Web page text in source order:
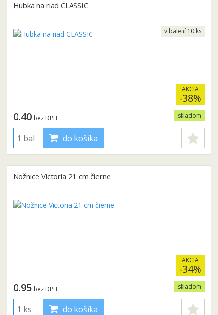
Hubka na riad CLASSIC
AKCIA
-38%
skladom
0.40 bez DPH
do košíka
v balení 10 ks
Nožnice Victoria 21 cm čierne
AKCIA
-34%
skladom
0.95 bez DPH
do košíka